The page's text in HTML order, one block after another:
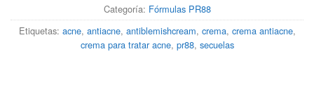
Categoría: Fórmulas PR88
Etiquetas: acne, antiacne, antiblemishcream, crema, crema antiacne,
crema para tratar acne, pr88, secuelas